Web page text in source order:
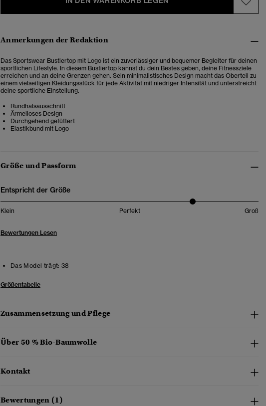
Anmerkungen der Redaktion
Das Sportswear Bustiertop mit Logo ist ein zuverlässiger und bequemer Begleiter für deinen
sportlichen Lifestyle. In diesem Bustiertop kannst du dein Bestes geben, deine Fitnessziele
erreichen und an deine Grenzen gehen. Sein minimalistisches Design macht das Oberteil zu
einem vielseitigen Kleidungsstück für jede Aktivität mit niedriger Intensität und unterstreicht
deine sportliche Einstellung.
Rundhalsausschnitt
Ärmelloses Design
Durchgehend gefüttert
Elastikbund mit Logo
Größe und Passform
Entspricht der Größe
Klein Perfekt Groß
Bewertungen Lesen
Das Model trägt: 38
Größentabelle
Zusammensetzung und Pflege
Über 50 % Bio-Baumwolle
Kontakt
Bewertungen (1)